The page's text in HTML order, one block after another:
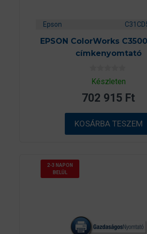
Epson
EPSON ColorWorks
címkenyomtató
0
a
5
b
ő
l
Készleten
702 915 Ft
KOSÁRBA TESZEM
2-3 NAPON
BELÜL